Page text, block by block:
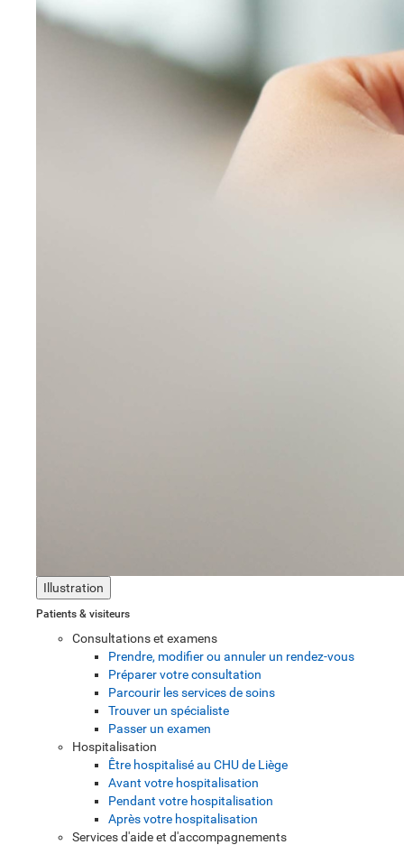
Illustration
Patients & visiteurs
Consultations et examens
Prendre, modifier ou annuler un rendez-vous
Préparer votre consultation
Parcourir les services de soins
Trouver un spécialiste
Passer un examen
Hospitalisation
Être hospitalisé au CHU de Liège
Avant votre hospitalisation
Pendant votre hospitalisation
Après votre hospitalisation
Services d'aide et d'accompagnements